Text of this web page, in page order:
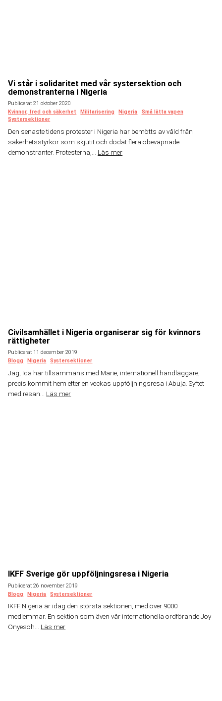
Vi står i solidaritet med vår systersektion och
demonstranterna i Nigeria
Publicerat 21 oktober 2020
Kvinnor, fred och säkerhet
Militarisering Nigeria
Små lätta vapen
Systersektioner
Den senaste tidens protester i Nigeria har bemötts av våld från
säkerhetsstyrkor som skjutit och dödat flera obeväpnade
demonstranter. Protesterna,... Läs mer
Civilsamhället i Nigeria organiserar sig för kvinnors
rättigheter
Publicerat 11 december 2019
Blogg
Nigeria Systersektioner
Jag, Ida har tillsammans med Marie, internationell handläggare,
precis kommit hem efter en veckas uppföljningsresa i Abuja. Syftet
med resan... Läs mer
IKFF Sverige gör uppföljningsresa i Nigeria
Publicerat 26 november 2019
Blogg
Nigeria Systersektioner
IKFF Nigeria är idag den största sektionen, med över 9000
medlemmar. En sektion som även vår internationella ordförande Joy
Onyesoh... Läs mer